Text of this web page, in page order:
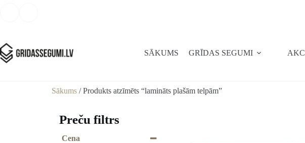
SĀKUMS GRĪDAS SEGUMI
Sākums / Produkts atzīmēts “lamināts plašām telpām”
Preču filtrs
Cena